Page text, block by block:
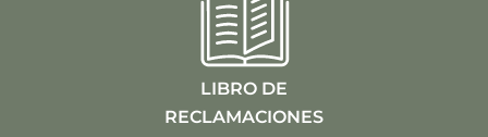
LIBRO DE
RECLAMACIONES